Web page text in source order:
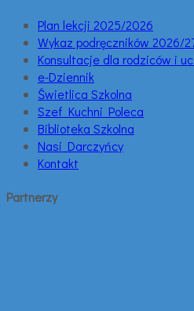
Plan lekcji 2025/2026
Wykaz podręczników 2026/
Konsultacje dla rodziców i
e-Dziennik
Świetlica Szkolna
Szef Kuchni Poleca
Biblioteka Szkolna
Nasi Darczyńcy
Kontakt
Partnerzy